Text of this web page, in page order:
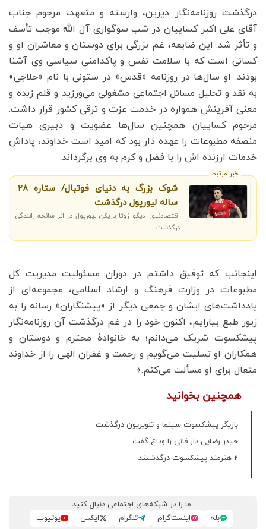
درگذشت روزنامه‌نگار دیرین، وارسته و متعهد، مرحوم جناب
آقای علی اکبر کساییان در شب سوگواری آل الله موجب تأسف
و تأثر شد. این ضایعه‌، غم بزرگی برای دوستان و معاشران او و
کسانی است که با سلامت نفس و پاکدامنی سیاسی وی آشنا
بودند. او سال‌ها در روزنامه «قدس» در ستونی با نام «حلاجی»
به نقد و تحلیل مسائل اجتماعی مشغولی می‌ورزید و قلم زبده و
معنی آفرینش همواره در خدمت عزت و ترقی کشور قرار داشت.
مرحوم کساییان همچنین سال‌ها عضویت و دبیری هیات
منصفه مطبوعات را عهده دار بود که امید است خداوند، پاداش
خدمات ارزنده اش را با فضل و کرم به وی برگرداند.
خبر مرتبط
شوک بزرگ به دنیای فوتبال/ ستاره 28
ساله لیورپول درگذشت
اقتصادنیوز: دیگو ژوتا بازیکن لیورپول در اثر سانحه رانندگی
درگذشت.
اینجانب که توفیق داشتم در دوران مسئولیت مدیریت کل
مطبوعات در وزارت فرهنگ و ارشاد اسلامی، مجموعه‌ای از
یادداشت‌های ایشان و جمعی دیگر از «پیشنگاران» رسانه را به
زیور طبع بیارایم، اکنون خود را در غم درگذشت آن روزنامه‌نگار
پیشکسوت شریک می‌دانم؛ به خانوادۀ محترم و دوستان و
همکاران او تسلیت می‌گویم و رحمت و غفران الهی را از خداوند
متعال برای او مسألت می‌کنم.»
همچنین بخوانید
بازیگر پیشکسوت سینما و تلویزیون درگذشت
حیدر رضایی دار فانی را وداع گفت
2 هنرمند پیشکسوت درگذشتند
ما را در شبکه‌های اجتماعی دنبال کنید
بله
اینستاگرام تلگرام ایکس یوتیوب